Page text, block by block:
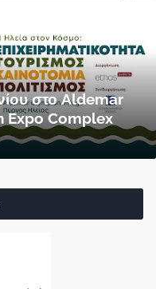
στο Aldemar
Expo Complex